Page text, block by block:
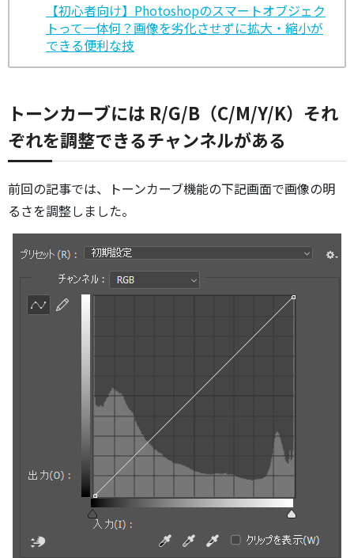
【初心者向け】Photoshopのスマートオブジェク
トって一体何？画像を劣化させずに拡大・縮小が
できる便利な技
トーンカーブには R/G/B（C/M/Y/K）それ
ぞれを調整できるチャンネルがある
前回の記事では、トーンカーブ機能の下記画面で画像の明
るさを調整しました。